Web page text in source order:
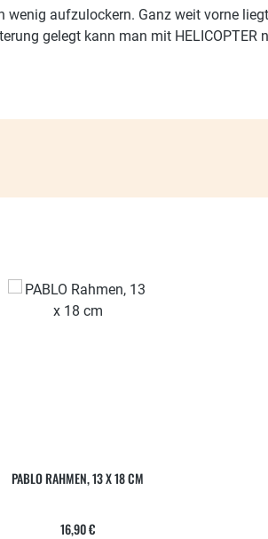
aufzulockern. Ganz weit vorne
gelegt kann man mit
PABLO RAHMEN, 13 X 18 CM
Regulärer Preis:
16,90 €